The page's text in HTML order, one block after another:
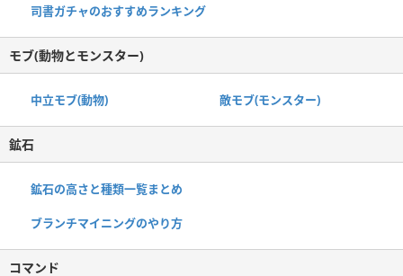
司書ガチャのおすすめランキング
モブ(動物とモンスター)
中立モブ(動物) 敵モブ(モンスター)
鉱石
鉱石の高さと種類一覧まとめ
ブランチマイニングのやり方
コマンド